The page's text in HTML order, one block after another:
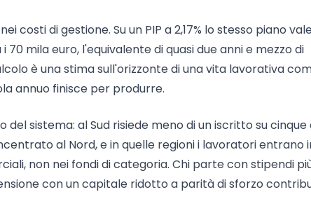
costi di gestione. Su un PIP a 2,17% lo stesso piano
mila euro, l'equivalente di quasi due anni e mezzo di
è una stima sull'orizzonte di una vita lavorativa
annuo finisce per produrre.
sistema: al Sud risiede meno di un iscritto su cinque
al Nord, e in quelle regioni i lavoratori entrano
non nei fondi di categoria. Chi parte con stipendi
con un capitale ridotto a parità di sforzo